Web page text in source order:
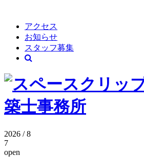
アクセス
お知らせ
スタッフ募集
2026 / 8
7
open